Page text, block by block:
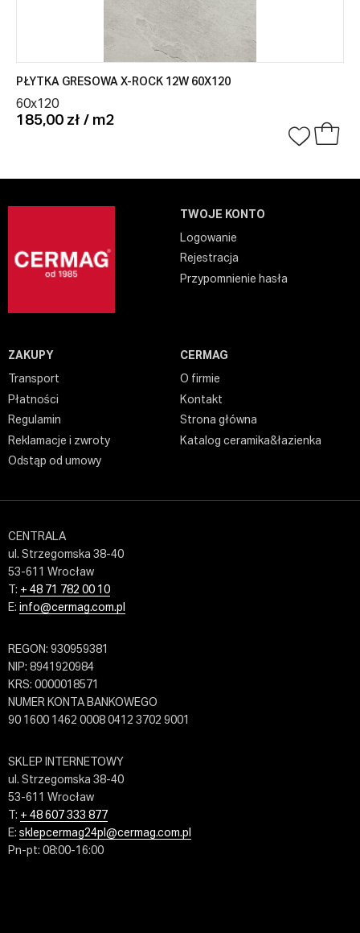
PŁYTKA GRESOWA X-ROCK 12W 60X120
60x120
185,00 zł / m2
TWOJE KONTO
Logowanie
Rejestracja
Przypomnienie hasła
ZAKUPY
Transport
Płatności
Regulamin
Reklamacje i zwroty
Odstąp od umowy
CERMAG
O firmie
Kontakt
Strona główna
Katalog ceramika&łazienka
CENTRALA
ul. Strzegomska 38-40
53-611 Wrocław
T: + 48 71 782 00 10
E: info@cermag.com.pl
REGON: 930959381
NIP: 8941920984
KRS: 0000018571
NUMER KONTA BANKOWEGO
90 1600 1462 0008 0412 3702 9001
SKLEP INTERNETOWY
ul. Strzegomska 38-40
53-611 Wrocław
T: + 48 607 333 877
E: sklepcermag24pl@cermag.com.pl
Pn-pt: 08:00-16:00